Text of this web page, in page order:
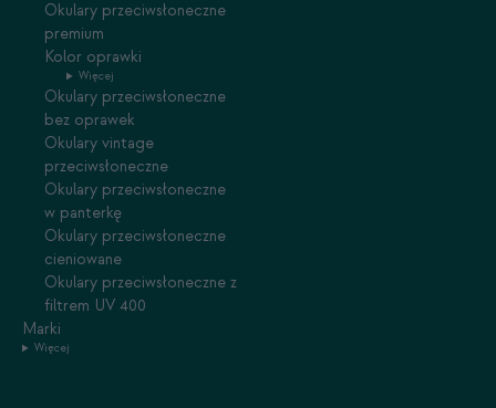
Okulary przeciwsłoneczne
premium
Kolor oprawki
Więcej
Okulary przeciwsłoneczne
bez oprawek
Okulary vintage
przeciwsłoneczne
Okulary przeciwsłoneczne
w panterkę
Okulary przeciwsłoneczne
cieniowane
Okulary przeciwsłoneczne z
filtrem UV 400
Marki
Więcej